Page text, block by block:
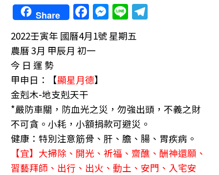
Share F
a
c
e
b
o
o
k
M
e
ss
er
Li
n
e
2022壬寅年 國曆4月1號 星期五
農曆 3月 甲辰月 初一
今 日 運 勢
甲申日：【顯星月德】
金剋木-地支剋天干
*嚴防車關，防血光之災，勿強出頭，不義之財
不可貪。小耗，小額捐款可避災。
健康：特別注意筋骨、肝、膽、腸、胃疾病。
【宜】大掃除、開光、祈福、齋醮、酬神還願、
習藝拜師、出行、出火、動土、安門、入宅安